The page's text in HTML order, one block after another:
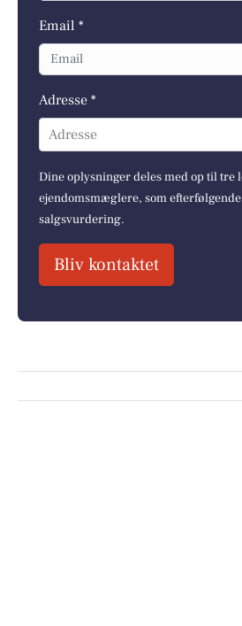
Email *
Adresse *
Adresse
Dine oplysninger deles med op til tre
ejendomsmæglere, som
salgsvurdering.
Bliv kontaktet